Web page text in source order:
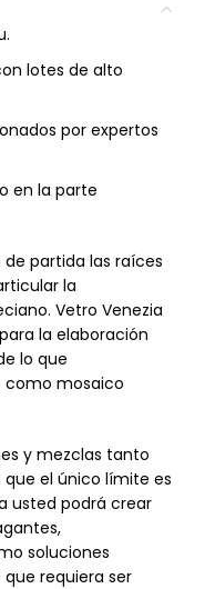
lotes de alto
por expertos
en la parte
partida las raíces
la
Vetro Venezia
la elaboración
lo que
como mosaico
y mezclas tanto
el único límite es
usted podrá crear
soluciones
requiera ser